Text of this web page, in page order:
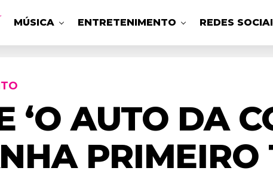
MÚSICA ENTRETENIMENTO REDES
‘O AUTO DA
PRIMEIRO